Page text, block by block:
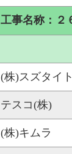
工事名称：２
(株)スズタイト
テスコ(株)
(株)キムラ